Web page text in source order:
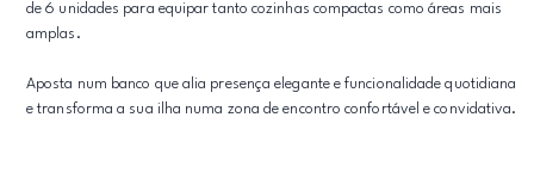
de 6 unidades para equipar tanto cozinhas compactas como áreas mais
amplas.
Aposta num banco que alia presença elegante e funcionalidade quotidiana
e transforma a sua ilha numa zona de encontro confortável e convidativa.